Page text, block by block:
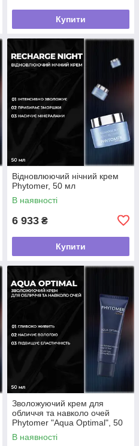
Купити
Відновлюючий нічний крем
Phytomer, 50 мл
В наявності
6 933 ₴
Купити
Зволожуючий крем для
обличчя та навколо очей
Phytomer "Aqua Optimal", 50
мл
В наявності